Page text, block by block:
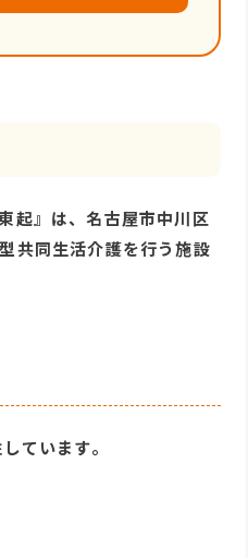
起』は、名古屋市中川区
共同生活介護を行う施設
ています。